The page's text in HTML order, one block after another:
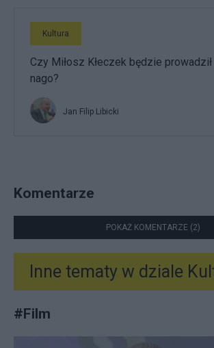
Kultura
Czy Miłosz Kłeczek będzie
nago?
Jan Filip Libicki
Komentarze
POKAŻ KOMENTARZE (2)
Inne tematy w dziale
#Film